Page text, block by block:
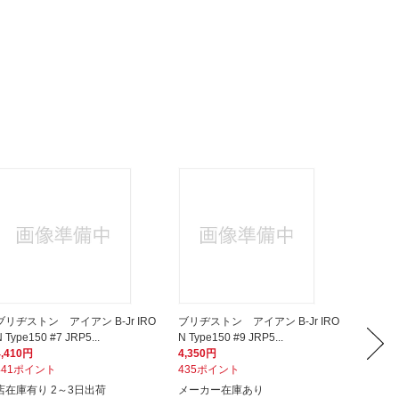
リヂストン アイアン B-Jr IRO
Type150 #7 JRP5...
円
ポイント
在庫有り 2～3日出荷
ブリヂストン アイアン B-Jr IRO
N Type150 #9 JRP5...
4,350円
435ポイント
メーカー在庫あり
N
5,500円